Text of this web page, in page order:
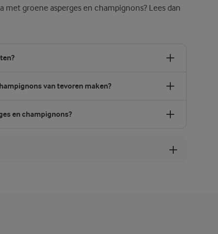
met groene asperges en champignons? Lees dan
van tevoren maken?
en champignons?